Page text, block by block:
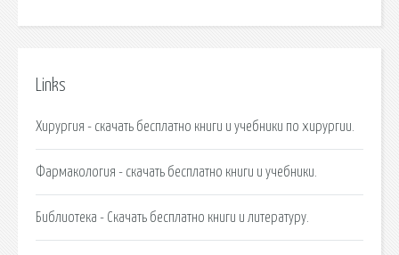
Links
Хирургия - скачать бесплатно книги и учебники по хирургии.
Фармакология - скачать бесплатно книги и учебники.
Библиотека - Скачать бесплатно книги и литературу.